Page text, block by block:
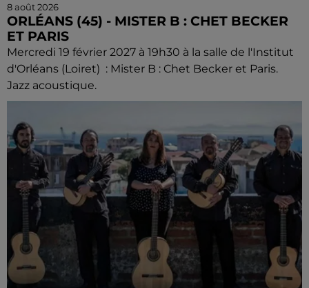
8 août 2026
ORLÉANS (45) - MISTER B : CHET BECKER
ET PARIS
Mercredi 19 février 2027 à 19h30 à la salle de l'Institut
d'Orléans (Loiret) : Mister B : Chet Becker et Paris.
Jazz acoustique.